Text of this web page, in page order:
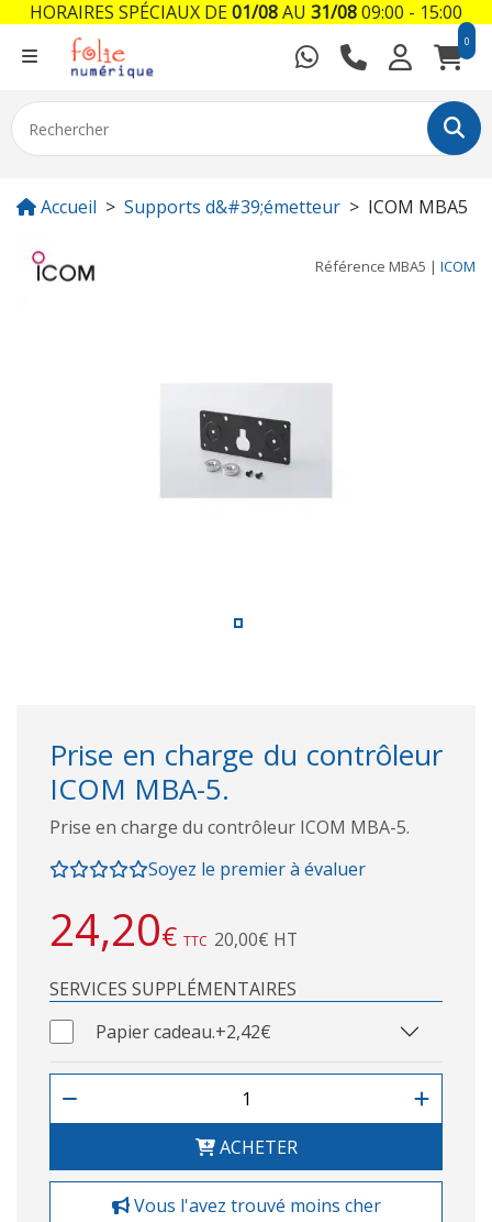
0
Accueil Supports d&#39;émetteur ICOM MBA5
Référence MBA5 | ICOM
Prise en charge du contrôleur
ICOM MBA-5.
Prise en charge du contrôleur ICOM MBA-5.
Soyez le premier à évaluer
24,20€ TTC 20,00€ HT
SERVICES SUPPLÉMENTAIRES
Papier cadeau.+2,42€
ACHETER
Vous l'avez trouvé moins cher
HORAIRES SPÉCIAUX DE01/08AU 31/0809:00 - 15:00